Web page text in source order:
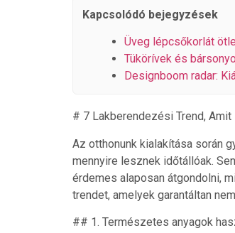
Kapcsolódó bejegyzések
Üveg lépcsőkorlát
Tükörívek és
Designboom radar:
# 7 Lakberendezési Trend,
Az otthonunk kialakítása során
mennyire lesznek időtállóak.
érdemes alaposan átgondolni,
trendet, amelyek garantáltan
## 1. Természetes anyagok